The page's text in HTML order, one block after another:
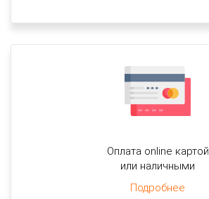
Оплата online картой
или наличными
Подробнее